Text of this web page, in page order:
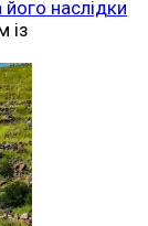
наслідки
із